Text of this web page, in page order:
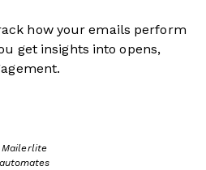
how your emails perform
get insights into opens,
Mailerlite
automates